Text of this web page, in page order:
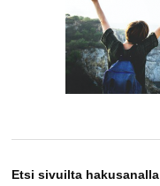
Etsi sivuilta hakusanalla